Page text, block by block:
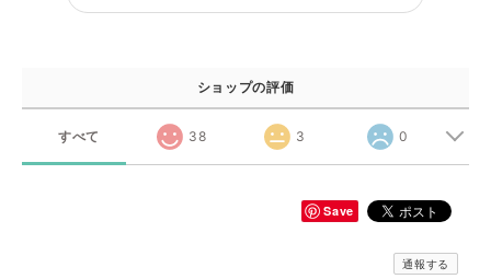
ショップの評価
すべて 38 3 0
Save
通報する